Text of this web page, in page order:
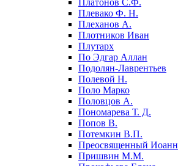
Платонов С.Ф.
Плевако Ф. Н.
Плеханов А.
Плотников Иван
Плутарх
По Эдгар Аллан
Подолян-Лаврентьев
Полевой Н.
Поло Марко
Половцов А.
Пономарева Т. Д.
Попов В.
Потемкин В.П.
Преосвященный Иоанн
Пришвин М.М.